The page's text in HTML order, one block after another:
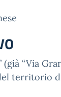
(già “Via
territorio